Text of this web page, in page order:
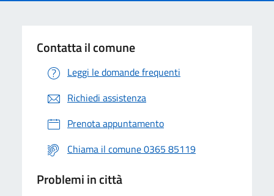
Contatta il comune
Leggi le domande frequenti
Richiedi assistenza
Prenota appuntamento
Chiama il comune 0365 85119
Problemi in città